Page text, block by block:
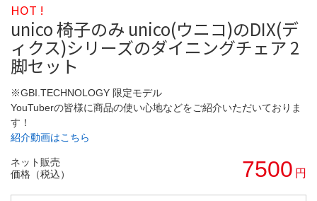
HOT !
unico 椅子のみ unico(ウニコ)のDIX(デ
ィクス)シリーズのダイニングチェア 2
脚セット
※GBI.TECHNOLOGY 限定モデル
YouTuberの皆様に商品の使い心地などをご紹介いただいておりま
す！
紹介動画はこちら
ネット販売
価格（税込）
7500 円